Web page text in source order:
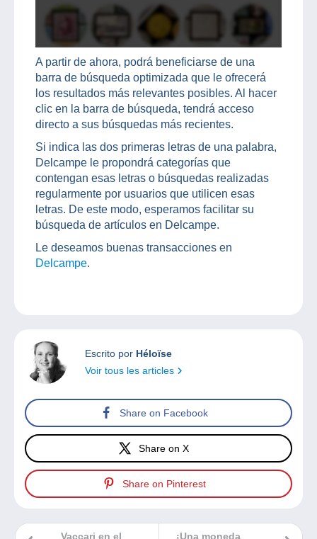
A partir de ahora, podrá beneficiarse de una
barra de búsqueda optimizada que le ofrecerá
los resultados más relevantes posibles. Al hacer
clic en la barra de búsqueda, tendrá acceso
directo a sus búsquedas más recientes.
Si indica las dos primeras letras de una palabra,
Delcampe le propondrá categorías que
contengan esas letras o búsquedas realizadas
regularmente por usuarios que utilicen esas
letras. De este modo, esperamos facilitar su
búsqueda de artículos en Delcampe.
Le deseamos buenas transacciones en
Delcampe.
Escrito por Héloïse
Voir tous les articles
Share on Facebook
Share on X
Share on Pinterest
¡Una moneda
Vaccari en el